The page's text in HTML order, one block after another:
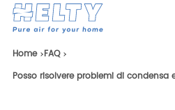
Prodotti
Professionisti
Home FAQ
Posso risolvere problemi di condensa